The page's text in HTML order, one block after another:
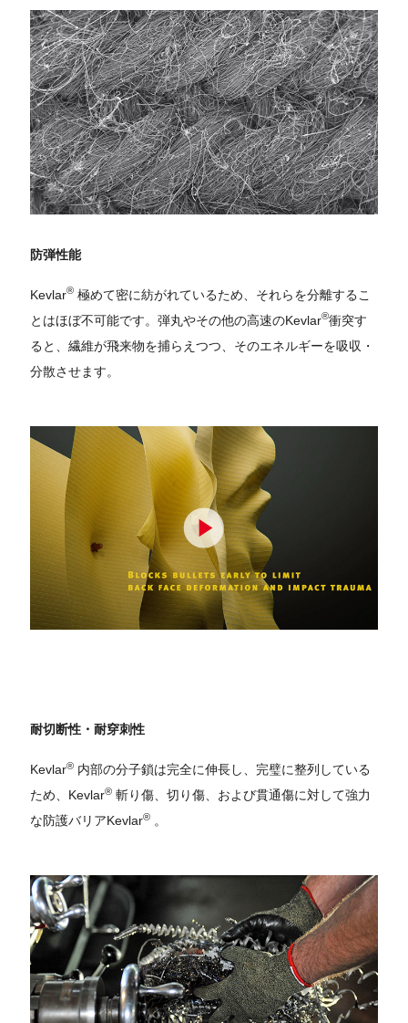
防弾性能
Kevlar® 極めて密に紡がれているため、それらを分離するこ
とはほぼ不可能です。弾丸やその他の高速のKevlar®衝突す
ると、繊維が飛来物を捕らえつつ、そのエネルギーを吸収・
分散させます。
耐切断性・耐穿刺性
Kevlar® 内部の分子鎖は完全に伸長し、完璧に整列している
ため、Kevlar® 斬り傷、切り傷、および貫通傷に対して強力
な防護バリアKevlar® 。